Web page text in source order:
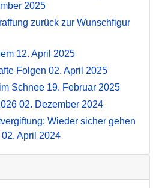
2025
zurück zur Wunschfigur
12. April 2025
Folgen 02. April 2025
Schnee 19. Februar 2025
02. Dezember 2024
Wieder sicher gehen
02. April 2024